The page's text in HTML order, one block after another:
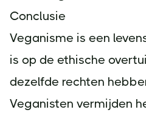
Conclusie
Veganisme is een
is op de ethische
dezelfde rechten
Veganisten vermijden